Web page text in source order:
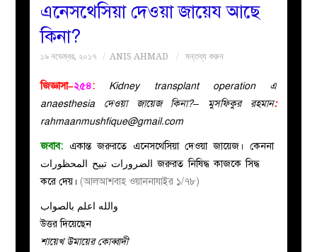
বয়ান
নারীদের
মজলিস
প্রশ্ন
করুন
এনেসথেসিয়া দেওয়া জায়েয আছে
কিনা?
১৯ নভেম্বর, ২০১৭ ANIS AHMAD মন্তব্য করুন
জিজ্ঞাসা–২৫৪:
Kidney transplant operation এ
anaesthesia দেওয়া জায়েজ কিনা?– মুসফিকুর রহমান:
rahmaanmushfique@gmail.com
জবাব: একান্ত জরুরতে এনেসথেসিয়া দেওয়া জায়েজ। কেননা
الضرورات تبيح المحظورات জরুরত নিষিদ্ধ কাজকে সিদ্ধ
করে দেয়। (আলআশবাহ ওয়াননাযাইর ১/৭৮)
والله اعلم بالصواب
উত্তর দিয়েছেন
শায়েখ উমায়ের কোব্বাদী